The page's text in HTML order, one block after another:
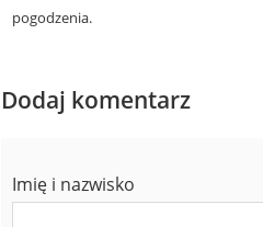
pogodzenia.
Dodaj komentarz
Imię i nazwisko